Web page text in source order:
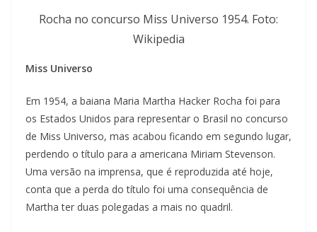
Rocha no concurso Miss Universo 1954. Foto:
Wikipedia
Miss Universo
Em 1954, a baiana Maria Martha Hacker Rocha foi para
os Estados Unidos para representar o Brasil no concurso
de Miss Universo, mas acabou ficando em segundo lugar,
perdendo o título para a americana Miriam Stevenson.
Uma versão na imprensa, que é reproduzida até hoje,
conta que a perda do título foi uma consequência de
Martha ter duas polegadas a mais no quadril.